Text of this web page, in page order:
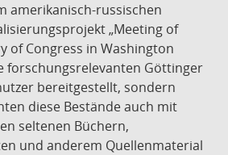
amerikanisch-russischen
„Meeting of
of Congress in Washington
forschungsrelevanten Göttinger
bereitgestellt, sondern
diese Bestände auch mit
seltenen Büchern,
und anderem Quellenmaterial